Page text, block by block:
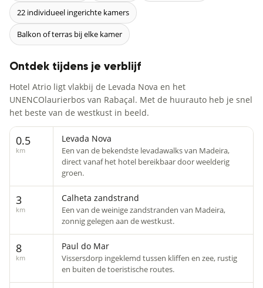
22 individueel ingerichte kamers
Balkon of terras bij elke kamer
Ontdek tijdens je verblijf
Hotel Atrio ligt vlakbij de Levada Nova en het
UNENCOlaurierbos van Rabaçal. Met de huurauto heb je snel
het beste van de westkust in beeld.
0.5
km
Levada Nova
Een van de bekendste levadawalks van Madeira,
direct vanaf het hotel bereikbaar door weelderig
groen.
3
km
Calheta zandstrand
Een van de weinige zandstranden van Madeira,
zonnig gelegen aan de westkust.
8
km
Paul do Mar
Vissersdorp ingeklemd tussen kliffen en zee, rustig
en buiten de toeristische routes.